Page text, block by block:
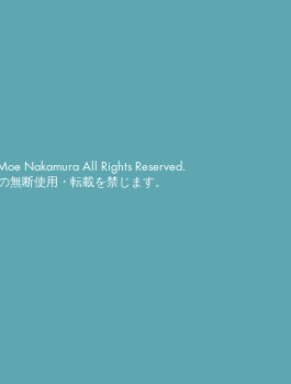
Nakamura All Rights Reserved.
無断使用・転載を禁じます。